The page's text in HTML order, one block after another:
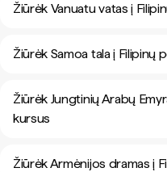
Žiūrėk Vanuatu vatas į
Žiūrėk Samoa tala į Filipinų
Žiūrėk Jungtinių Arabų
kursus
Žiūrėk Armėnijos dramas į